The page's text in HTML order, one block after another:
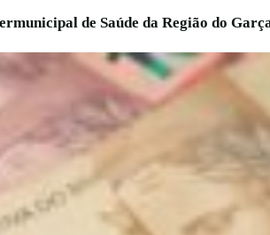
de Saúde da Região do